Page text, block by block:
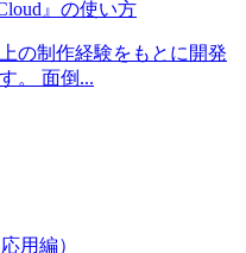
』の使い方
の制作経験をもとに開発
。 面倒...
用編）